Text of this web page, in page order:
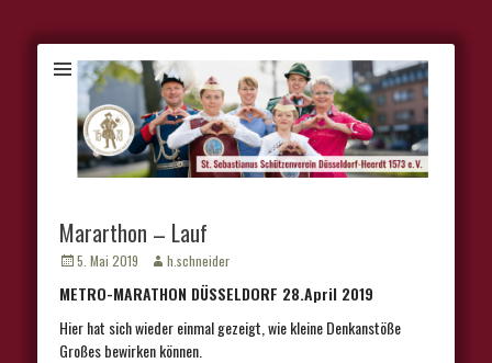
Mararthon – Lauf
Veröffentlicht
5. Mai 2019 Autorh.schneider
METRO-MARATHON DÜSSELDORF 28.April 2019
Hier hat sich wieder einmal gezeigt, wie kleine Denkanstöße
Großes bewirken können.